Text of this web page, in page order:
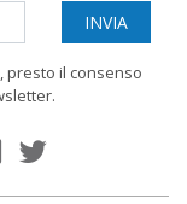
, presto il consenso